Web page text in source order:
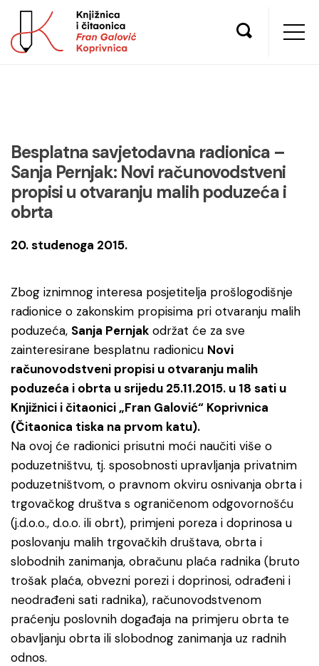
Besplatna savjetodavna radionica –
Sanja Pernjak: Novi računovodstveni
propisi u otvaranju malih poduzeća i
obrta
20. studenoga 2015.
Zbog iznimnog interesa posjetitelja prošlogodišnje
radionice o zakonskim propisima pri otvaranju malih
poduzeća, Sanja Pernjak održat će za sve
zainteresirane besplatnu radionicu Novi
računovodstveni propisi u otvaranju malih
poduzeća i obrta u srijedu 25.11.2015. u 18 sati u
Knjižnici i čitaonici „Fran Galović“ Koprivnica
(Čitaonica tiska na prvom katu).
Na ovoj će radionici prisutni moći naučiti više o
poduzetništvu, tj. sposobnosti upravljanja privatnim
poduzetništvom, o pravnom okviru osnivanja obrta i
trgovačkog društva s ograničenom odgovornošću
(j.d.o.o., d.o.o. ili obrt), primjeni poreza i doprinosa u
poslovanju malih trgovačkih društava, obrta i
slobodnih zanimanja, obračunu plaća radnika (bruto
trošak plaća, obvezni porezi i doprinosi, odrađeni i
neodrađeni sati radnika), računovodstvenom
praćenju poslovnih događaja na primjeru obrta te
obavljanju obrta ili slobodnog zanimanja uz radnih
odnos.